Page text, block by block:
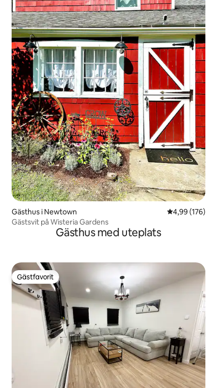
Gästhus i Newtown 4,99 av 5 i
4,99 (176)
Gästsvit på Wisteria Gardens
Gästhus med uteplats
Gästfavorit
Gästfavorit